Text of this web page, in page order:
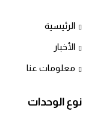
الرئيسية
الأخبار
معلومات عنا
نوع الوحدات